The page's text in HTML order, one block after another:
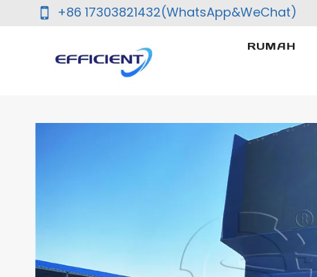
+86 17303821432(WhatsApp&WeChat)
RUMAH